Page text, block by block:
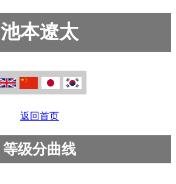
池本遼太
返回首页
等级分曲线